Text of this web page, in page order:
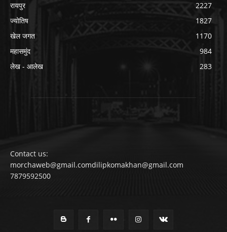
रायपुर
2227
ज्योतिष
1827
खेल जगत
1170
महासमुंद
984
लेख - आलेख
283
Contact us:
morchaweb@gmail.comdilipkomakhan@gmail.com
7879592500